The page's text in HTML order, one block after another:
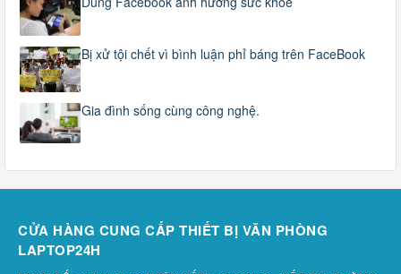
Bị xử tội chết vì bình luận phỉ báng trên FaceBook
Gia đình sống cùng công nghệ.
CỬA HÀNG CUNG CẤP THIẾT BỊ VĂN PHÒNG
LAPTOP24H